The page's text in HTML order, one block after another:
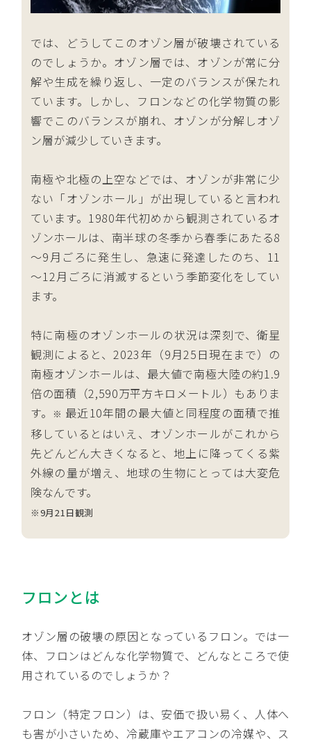
では、どうしてこのオゾン層が破壊されている
のでしょうか。オゾン層では、オゾンが常に分
解や生成を繰り返し、一定のバランスが保たれ
ています。しかし、フロンなどの化学物質の影
響でこのバランスが崩れ、オゾンが分解しオゾ
ン層が減少していきます。
南極や北極の上空などでは、オゾンが非常に少
ない「オゾンホール」が出現していると言われ
ています。1980年代初めから観測されているオ
ゾンホールは、南半球の冬季から春季にあたる8
～9月ごろに発生し、急速に発達したのち、11
～12月ごろに消滅するという季節変化をしてい
ます。
特に南極のオゾンホールの状況は深刻で、衛星
観測によると、2023年（9月25日現在まで）の
南極オゾンホールは、最大値で南極大陸の約1.9
倍の面積（2,590万平方キロメートル）もありま
す。
※ 最近10年間の最大値と同程度の面積で推
移しているとはいえ、オゾンホールがこれから
先どんどん大きくなると、地上に降ってくる紫
外線の量が増え、地球の生物にとっては大変危
険なんです。
※9月21日観測
フロンとは
オゾン層の破壊の原因となっているフロン。では一
体、フロンはどんな化学物質で、どんなところで使
用されているのでしょうか？
フロン（特定フロン）は、安価で扱い易く、人体へ
も害が小さいため、冷蔵庫やエアコンの冷媒や、ス